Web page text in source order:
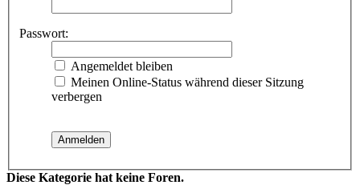
Passwort:
Angemeldet bleiben
Meinen Online-Status während dieser Sitzung
verbergen
Diese Kategorie hat keine Foren.